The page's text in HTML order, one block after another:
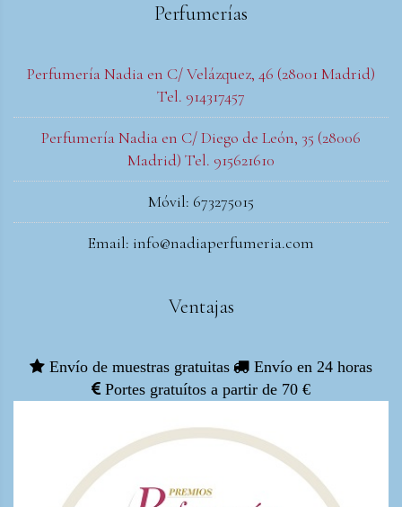
Perfumerías
Perfumería Nadia en C/ Velázquez, 46 (28001 Madrid)
Tel. 914317457
Perfumería Nadia en C/ Diego de León, 35 (28006
Madrid) Tel. 915621610
Móvil: 673275015
Email: info@nadiaperfumeria.com
Ventajas
Envío de muestras gratuitas
Envío en 24 horas
Portes gratuítos a partir de 70 €